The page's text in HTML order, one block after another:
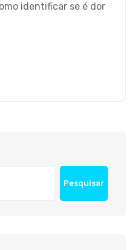
identificar se é dor
Pesquisar